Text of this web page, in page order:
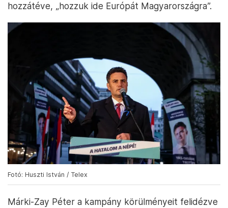
hozzátéve, „hozzuk ide Európát Magyarországra”.
Fotó: Huszti István / Telex
Márki-Zay Péter a kampány körülményeit felidézve